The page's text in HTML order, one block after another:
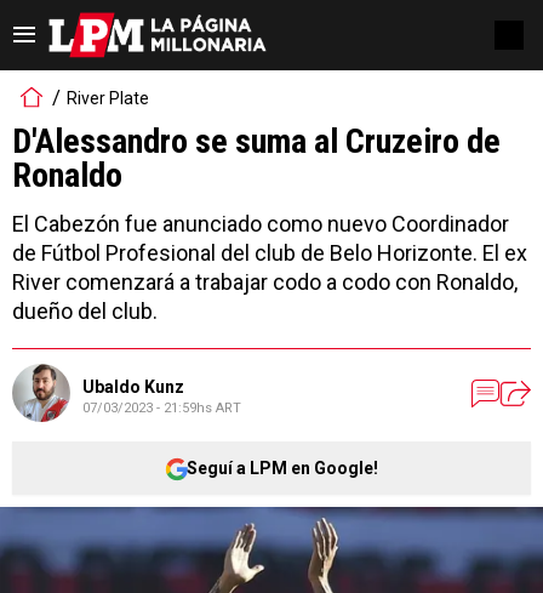
River Plate
D'Alessandro se suma al Cruzeiro de
Ronaldo
El Cabezón fue anunciado como nuevo Coordinador
de Fútbol Profesional del club de Belo Horizonte. El ex
River comenzará a trabajar codo a codo con Ronaldo,
dueño del club.
Ubaldo Kunz
07/03/2023 - 21:59hs ART
Seguí a LPM en Google!